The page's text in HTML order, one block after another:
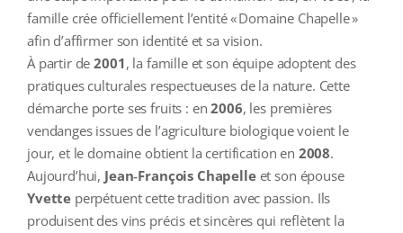
famille crée officiellement l’entité « Domaine Chapelle »
afin d’affirmer son identité et sa vision.
À partir de2001, la famille et son équipe adoptent des
pratiques culturales respectueuses de la nature. Cette
démarche porte ses fruits : en2006, les premières
vendanges issues de l’agriculture biologique voient le
jour, et le domaine obtient la certification en 2008.
Aujourd’hui, Jean‑François Chapelleet son épouse
Yvette perpétuent cette tradition avec passion. Ils
produisent des vins précis et sincères qui reflètent la